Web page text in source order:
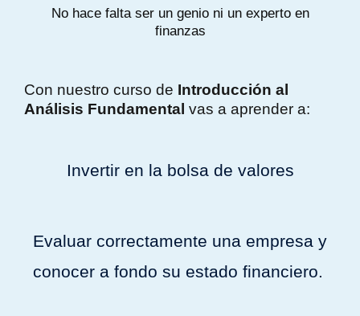
No hace falta ser un genio ni un experto en
finanzas
Con nuestro curso de Introducción al
Análisis Fundamental vas a aprender a:
Invertir en la bolsa de valores
Evaluar correctamente una empresa y
conocer a fondo su estado financiero.